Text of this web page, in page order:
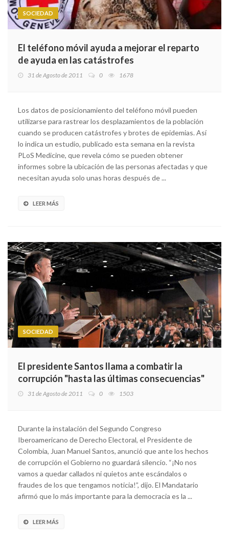
SOCIEDAD
El teléfono móvil ayuda a mejorar el reparto
de ayuda en las catástrofes
31 de Agosto de 2011 0 1678
Los datos de posicionamiento del teléfono móvil pueden
utilizarse para rastrear los desplazamientos de la población
cuando se producen catástrofes y brotes de epidemias. Así
lo indica un estudio, publicado esta semana en la revista
PLoS Medicine, que revela cómo se pueden obtener
informes sobre la ubicación de las personas afectadas y que
necesitan ayuda solo unas horas después de ...
LEER MÁS
SOCIEDAD
El presidente Santos llama a combatir la
corrupción "hasta las últimas consecuencias"
31 de Agosto de 2011 0 1503
Durante la instalación del Segundo Congreso
Iberoamericano de Derecho Electoral, el Presidente de
Colombia, Juan Manuel Santos, anunció que ante los hechos
de corrupción el Gobierno no guardará silencio. “¡No nos
vamos a quedar callados ni quietos ante escándalos o
fraudes de los que tengamos noticia!”, dijo. El Mandatario
afirmó que lo más importante para la democracia es la ...
LEER MÁS